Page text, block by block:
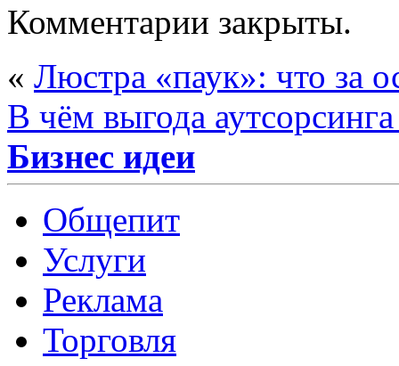
Комментарии закрыты.
« Люстра «паук»: что за
В чём выгода
Бизнес идеи
Общепит
Услуги
Реклама
Торговля